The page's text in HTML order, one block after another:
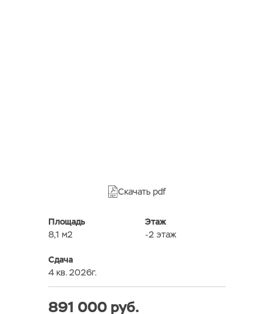
Скачать pdf
Площадь
8,1 м2
Этаж
-2 этаж
Сдача
4 кв. 2026г.
891 000 руб.